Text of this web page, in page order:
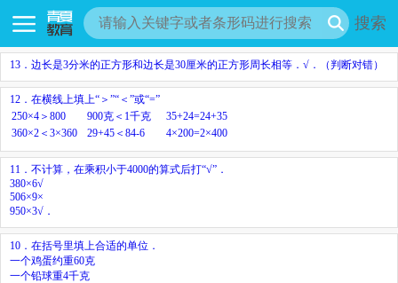
搜索
13．边长是3分米的正方形和边长是30厘米的正方形周长相等．√．（判断对错）
12．在横线上填上“＞”“＜”或“=”
250×4＞800
900克＜1千克
35+24=24+35
360×2＜3×360
29+45＜84-6 4×200=2×400
11．不计算，在乘积小于4000的算式后打“√”．
380×6√
506×9×
950×3√．
10．在括号里填上合适的单位．
一个鸡蛋约重60克
一个铅球重4千克